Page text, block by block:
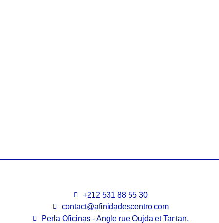
+212 531 88 55 30
contact@afinidadescentro.com
Perla Oficinas - Angle rue Oujda et Tantan,